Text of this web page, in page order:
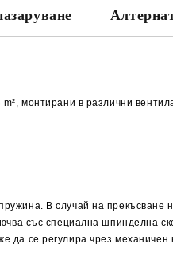
сПолитиката за лични данни
монтирани в различни
В случай на прекъсване
със специална шпинделна
се регулира чрез механичен